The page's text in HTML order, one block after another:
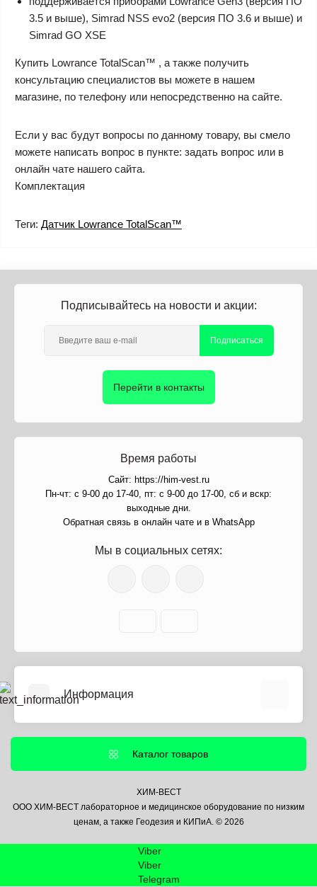
3.5 и выше), Simrad NSS evo2 (версия ПО 3.6 и выше) и
Simrad GO XSE
Купить Lowrance TotalScan™ , а также получить
консультацию специалистов вы можете в нашем
магазине, по телефону или непосредственно на сайте.
Если у вас будут вопросы по данному товару, вы смело
можете написать вопрос в пункте: задать вопрос или в
онлайн чате нашего сайта.
Комплектация
Теги: Датчик Lowrance TotalScan™
Подписывайтесь на новости и акции:
Подписаться
Перейти в контакты
Время работы
Сайт: https://him-vest.ru
Пн-чт: с 9-00 до 17-40, пт: с 9-00 до 17-00, сб и вскр:
выходные дни.
Обратная связь в онлайн чате и в WhatsApp
Мы в социальных сетях:
Информация
Информация о доставке
Политика безопасности
Контакты
Каталог товаров
ХИМ-ВЕСТ
ООО ХИМ-ВЕСТ лабораторное и медицинское оборудование по низким
ценам, а также Геодезия и КИПиА. © 2026
Viber
Viber
Telegram